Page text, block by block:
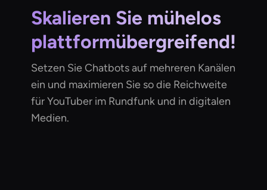
Skalieren Sie mühelos
plattformübergreifend!
Setzen Sie Chatbots auf mehreren Kanälen
ein und maximieren Sie so die Reichweite
für YouTuber im Rundfunk und in digitalen
Medien.